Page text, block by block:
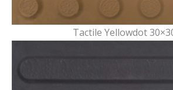
Tactile Yellowdot